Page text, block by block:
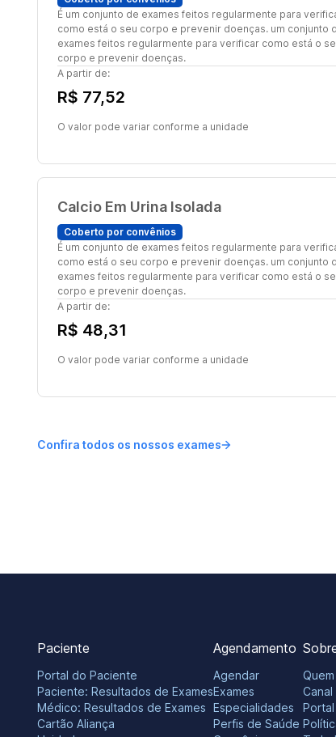
É um conjunto de exames feitos regularmente para
como está o seu corpo e prevenir doenças. um conjunto
exames feitos regularmente para verificar como está o
corpo e prevenir doenças.
A partir de:
R$ 77,52
O valor pode variar conforme a unidade
Calcio Em Urina Isolada
Coberto por convênios
É um conjunto de exames feitos regularmente para
como está o seu corpo e prevenir doenças. um conjunto
exames feitos regularmente para verificar como está o
corpo e prevenir doenças.
A partir de:
R$ 48,31
O valor pode variar conforme a unidade
Confira todos os nossos exames
Paciente
Portal do Paciente
Paciente: Resultados de Exames
Médico: Resultados de Exames
Cartão Aliança
Agendamento
Agendar
Exames
Especialidades
Perfis de Saúde